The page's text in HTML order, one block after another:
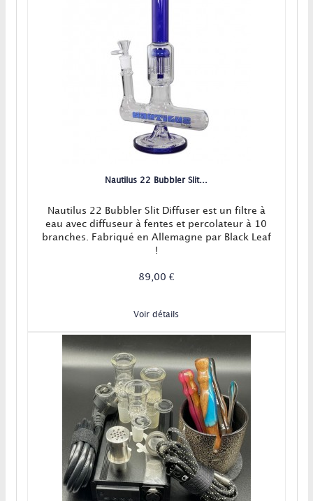
Nautilus 22 Bubbler Slit...
Nautilus 22 Bubbler Slit Diffuser est un filtre à
eau avec diffuseur à fentes et percolateur à 10
branches. Fabriqué en Allemagne par Black Leaf
!
89,00 €
Voir détails